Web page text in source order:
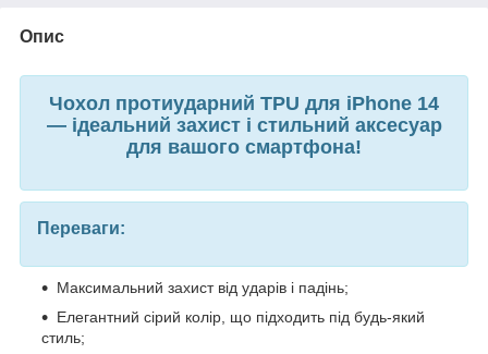
Опис
Чохол протиударний TPU для iPhone 14
— ідеальний захист і стильний аксесуар
для вашого смартфона!
Переваги:
Максимальний захист від ударів і падінь;
Елегантний сірий колір, що підходить під будь-який
стиль;